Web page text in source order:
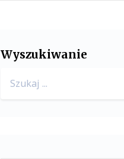
Wyszukiwanie
for: